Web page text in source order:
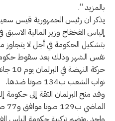
بالمزيد “.
نفس الشهر وذلك بعد سقوط
حركة
نواب الشعب ب134 صوتا ضدها.